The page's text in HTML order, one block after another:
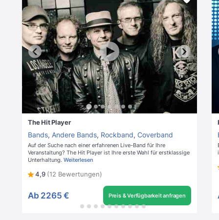
The Hit Player
Bands, Andere Bands, Rockband, Coverband
Auf der Suche nach einer erfahrenen Live-Band für Ihre
Veranstaltung? The Hit Player ist Ihre erste Wahl für erstklassige
Unterhaltung. Weiterlesen
4,9 (12 Bewertungen)
Ab 2265 € Preis & Verfügbarkeit anfragen